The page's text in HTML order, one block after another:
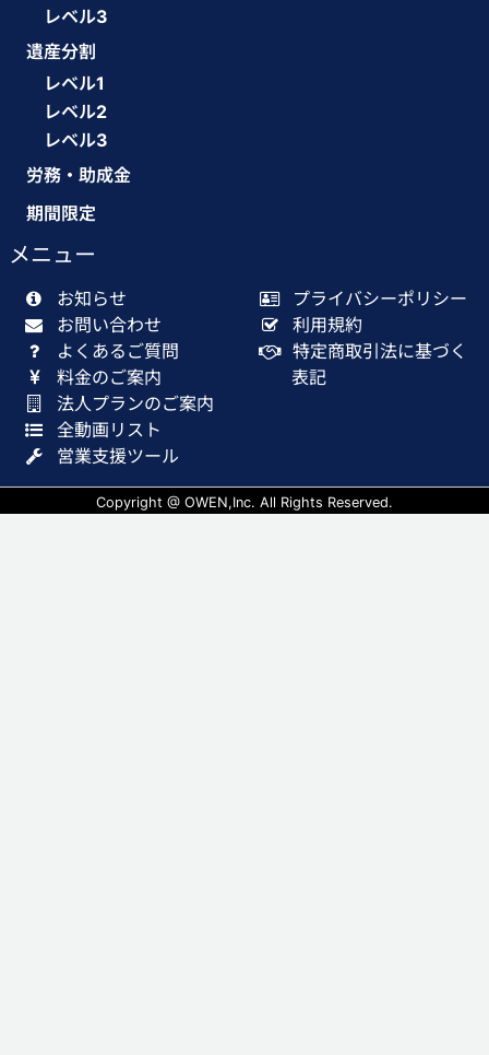
レベル3
遺産分割
レベル1
レベル2
レベル3
労務・助成金
期間限定
メニュー
お知らせ
お問い合わせ
よくあるご質問
料金のご案内
法人プランのご案内
全動画リスト
営業支援ツール
プライバシーポリシー
利用規約
特定商取引法に基づく
表記
Copyright @ OWEN,Inc. All Rights Reserved.